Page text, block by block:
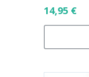
14,95 €